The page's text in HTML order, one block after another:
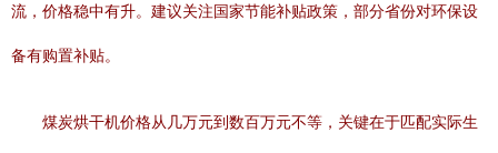
流，价格稳中有升。建议关注国家节能补贴政策，部分省份对环保设
备有购置补贴。
煤炭烘干机价格从几万元到数百万元不等，关键在于匹配实际生